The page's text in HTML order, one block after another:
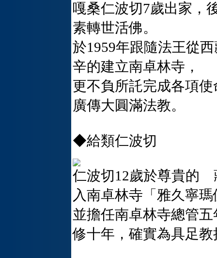
嘎桑仁波切7歲出家，
素轉世活佛。
於1959年跟隨法王從
辛的建立南卓林寺，
更不負所託完成各項
廣傳大圓滿法教。
◆給類仁波切
仁波切12歲於尊貴的
入南卓林寺「雅久寧
並擔任南卓林寺總管
修十年，確實為具足